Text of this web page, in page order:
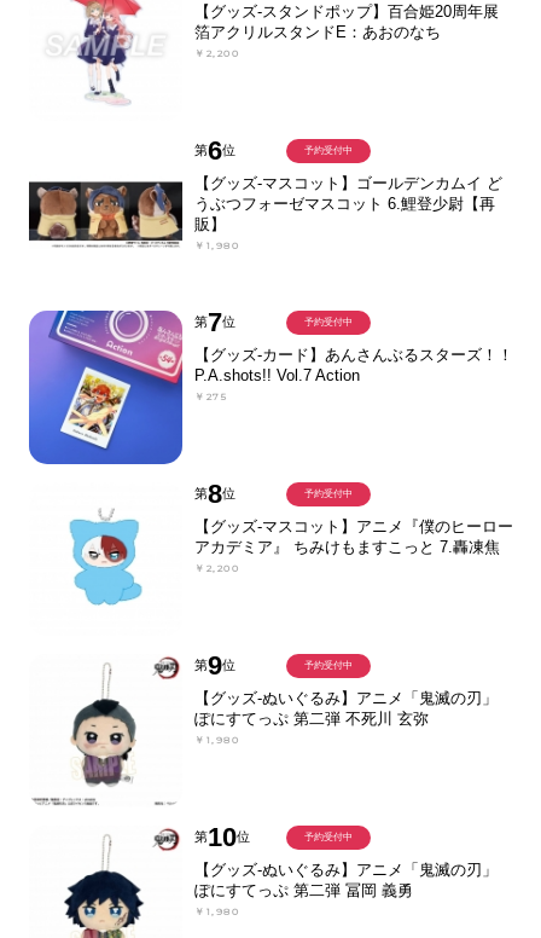
【グッズ-スタンドポップ】百合姫20周年展
箔アクリルスタンドE：あおのなち
￥2,200
第6位
【グッズ-マスコット】ゴールデンカムイ ど
うぶつフォーゼマスコット 6.鯉登少尉【再
販】
￥1,980
予約受付中
第7位
【グッズ-カード】あんさんぶるスターズ！！
P.A.shots!! Vol.7 Action
￥275
予約受付中
第8位
【グッズ-マスコット】アニメ『僕のヒーロー
アカデミア』 ちみけもますこっと 7.轟凍焦
￥2,200
予約受付中
第9位
【グッズ-ぬいぐるみ】アニメ「鬼滅の刃」
ぽにすてっぷ 第二弾 不死川 玄弥
￥1,980
予約受付中
第10位
【グッズ-ぬいぐるみ】アニメ「鬼滅の刃」
ぽにすてっぷ 第二弾 冨岡 義勇
￥1,980
予約受付中